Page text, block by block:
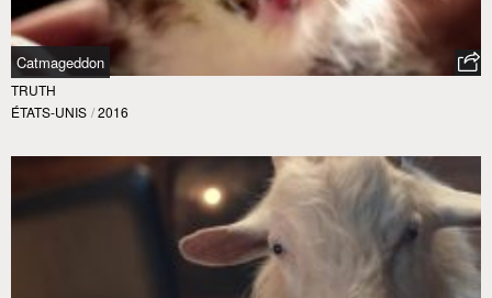
Catmageddon
TRUTH
ÉTATS-UNIS / 2016